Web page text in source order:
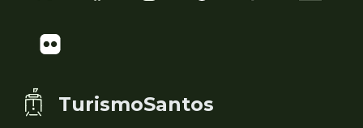
TurismoSantos